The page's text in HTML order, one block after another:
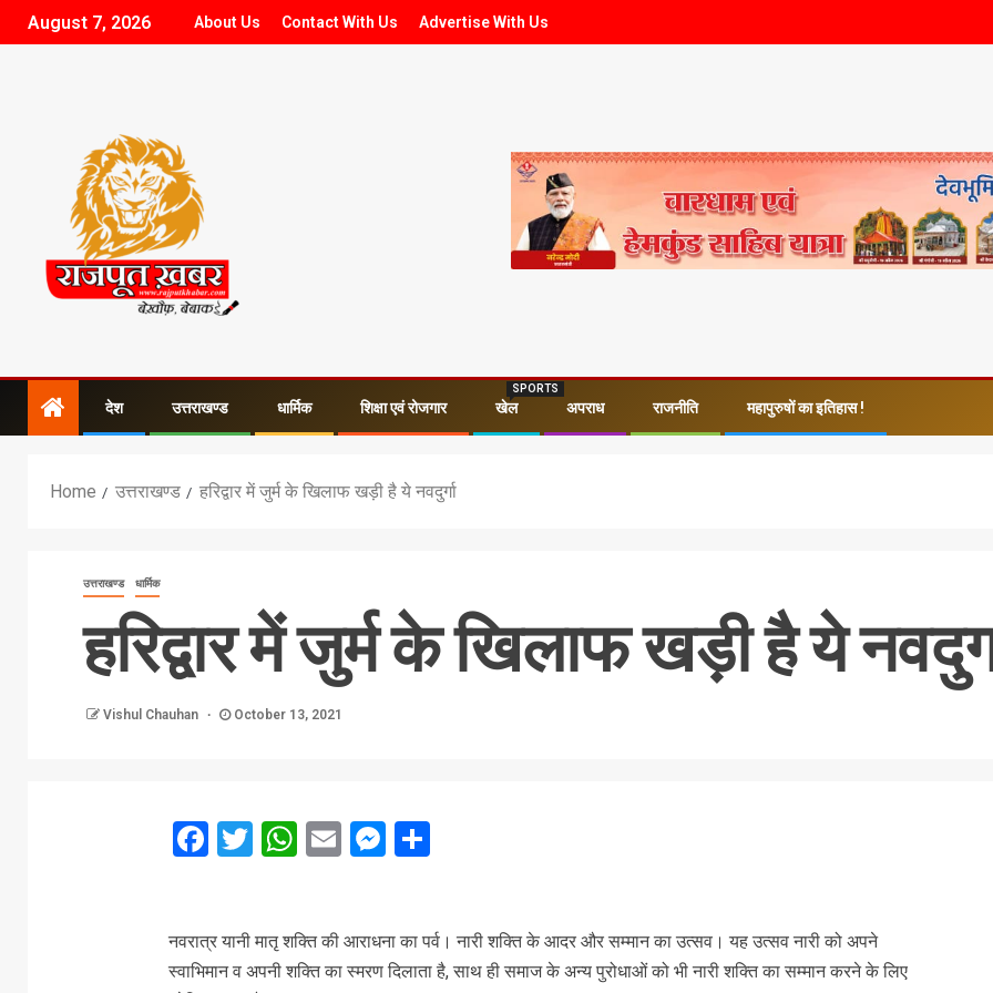
August 7, 2026 About Us Contact With Us Advertise With Us
देश उत्तराखण्ड धार्मिक शिक्षा एवं रोजगार खेल
SPORTS
अपराध राजनीति महापुरुषों का इतिहास !
Home उत्तराखण्ड हरिद्वार में जुर्म के खिलाफ खड़ी है ये नवदुर्गा
उत्तराखण्ड धार्मिक
हरिद्वार में जुर्म के खिलाफ खड़ी है ये
Vishul Chauhan October 13, 2021
Facebook
Twitter
WhatsApp
EmailMessenger
Share
नवरात्र यानी मातृ शक्ति की आराधना का पर्व। नारी शक्ति के आदर और सम्मान का उत्सव। यह उत्सव नारी को अपने
स्वाभिमान व अपनी शक्ति का स्मरण दिलाता है, साथ ही समाज के अन्य पुरोधाओं को भी नारी शक्ति का सम्मान करने के लिए